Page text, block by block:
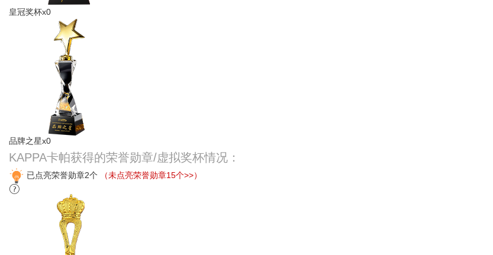
皇冠奖杯x0
品牌之星x0
KAPPA卡帕获得的荣誉勋章/虚拟奖杯情况：
已点亮荣誉勋章2个 （未点亮荣誉勋章15个>>）